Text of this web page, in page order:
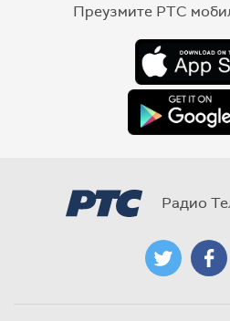
Преузмите РТС
Радио